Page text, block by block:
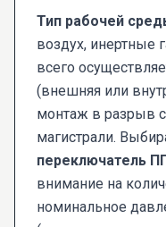
Тип рабочей
воздух, инертные
всего
(внешняя или
монтаж в разрыв
магистрали.
переключатель
внимание на
номинальное